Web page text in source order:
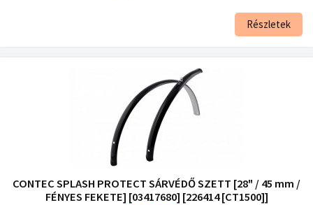
Részletek
CONTEC SPLASH PROTECT SÁRVÉDŐ SZETT [28" / 45 mm /
FÉNYES FEKETE] [03417680] [226414 [CT1500]]